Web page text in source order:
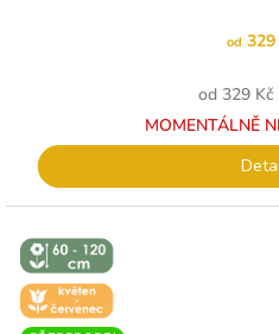
od 329
Měrná
cena:
od 329 Kč
MOMENTÁLNĚ
↕️ VÝŠKA 60
- 120 CM
🌼 KVĚT -
ČERVEN